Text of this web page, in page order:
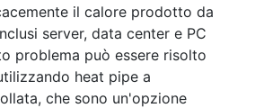
il calore prodotto da
server, data center e PC
problema può essere risolto
heat pipe a
che sono un'opzione